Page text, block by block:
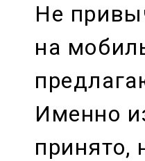
Не
на
Именно
принято,